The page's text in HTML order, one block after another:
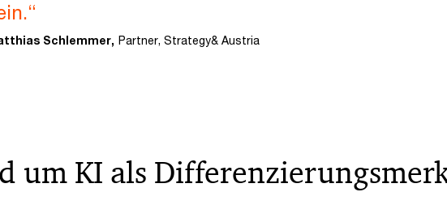
Schlemmer, Partner, Strategy& Austria
um KI als